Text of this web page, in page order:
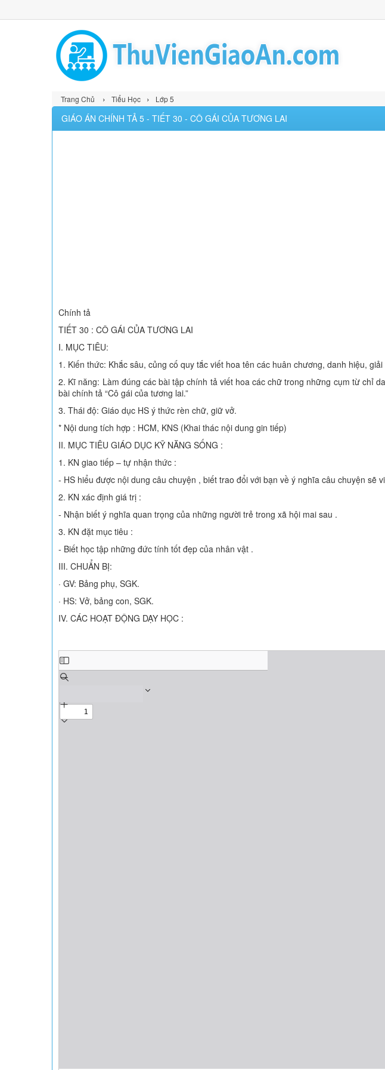
Trang Chủ › Tiểu Học › Lớp 5
GIÁO ÁN CHÍNH TẢ 5 - TIẾT 30 - CÔ GÁI CỦA TƯƠNG LAI
Chính tả
TIẾT 30 : CÔ GÁI CỦA TƯƠNG LAI
I. MỤC TIÊU:
1. Kiến thức: Khắc sâu, củng cố quy tắc viết hoa tên các huân chương, danh hiệu,
2. Kĩ năng: Làm đúng các bài tập chính tả viết hoa các chữ trong những cụm từ chỉ
bài chính tả “Cô gái của tương lai.”
3. Thái độ: Giáo dục HS ý thức rèn chữ, giữ vở.
* Nội dung tích hợp : HCM, KNS (Khai thác nội dung gin tiếp)
II. MỤC TIÊU GIÁO DỤC KỸ NĂNG SỐNG :
1. KN giao tiếp – tự nhận thức :
- HS hiểu được nội dung câu chuyện , biết trao đổi với bạn về ý nghĩa câu chuyện sẽ
2. KN xác định giá trị :
- Nhận biết ý nghĩa quan trọng của những người trẻ trong xã hội mai sau .
3. KN đặt mục tiêu :
- Biết học tập những đức tính tốt đẹp của nhân vật .
III. CHUẨN BỊ:
· GV: Bảng phụ, SGK.
· HS: Vở, bảng con, SGK.
IV. CÁC HOẠT ĐỘNG DẠY HỌC :